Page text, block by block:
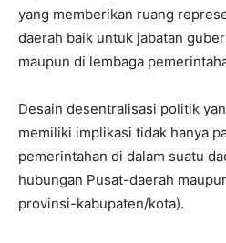
yang memberikan ruang
daerah baik untuk jabatan
maupun di lembaga
Desain desentralisasi politik
memiliki implikasi tidak hanya
pemerintahan di dalam suatu
hubungan Pusat-daerah
provinsi-kabupaten/kota).